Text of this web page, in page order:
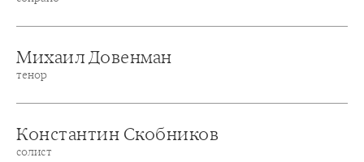
Михаил Довенман
тенор
Константин Скобников
солист